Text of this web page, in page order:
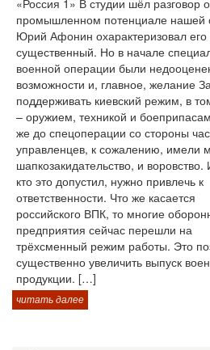
«Россия 1» В студии шёл разговор
промышленном потенциале нашей
Юрий Афонин охарактеризовал его
существенный. Но в начале
военной операции были
возможности и, главное, желание
поддерживать киевский режим, в
– оружием, техникой и
же до спецоперации со стороны
управленцев, к сожалению, имели
шапкозакидательство, и воровство.
кто это допустил, нужно привлечь к
ответственности. Что же касается
российского ВПК, то многие
предприятия сейчас перешли на
трёхсменный режим работы. Это
существенно увеличить выпуск
продукции. […]
читать далее